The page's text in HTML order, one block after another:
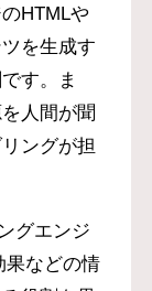
HTMLや
を生成す
す。ま
人間が聞
ングが担
グエンジ
果などの情